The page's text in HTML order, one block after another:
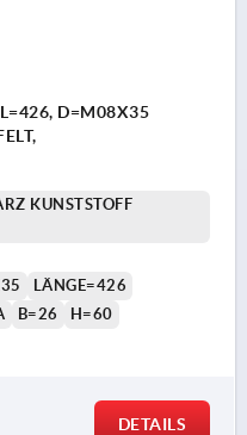
D=M08X35
KUNSTSTOFF
LÄNGE=426
B=26 H=60
DETAILS